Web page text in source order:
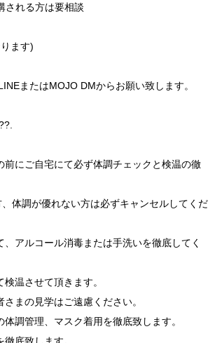
される方は要相談
ます)
またはMOJO DMからお願い致します。
にご自宅にて必ず体調チェックと検温の徹
体調が優れない方は必ずキャンセルしてくだ
アルコール消毒または手洗いを徹底してく
温させて頂きます。
まの見学はご遠慮ください。
調管理、マスク着用を徹底致します。
底致します。